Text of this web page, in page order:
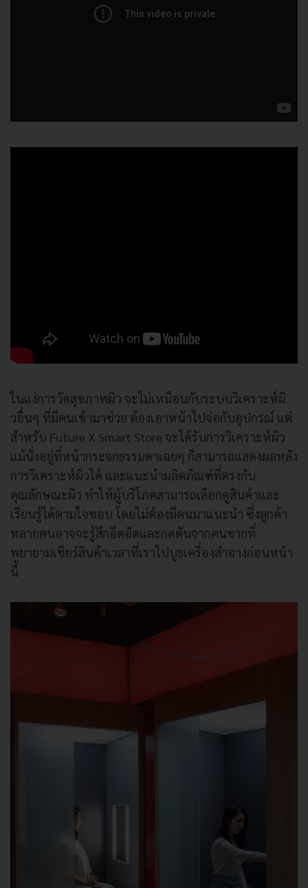
ในแง่การวัดสุขภาพผิว จะไม่เหมือนกับระบบวิเคราะห์ผิ
วอื่นๆ ที่มีคนเข้ามาช่วย ต้องเอาหน้าไปจ่อกับอุปกรณ์ แต่
สำหรับ Future X Smart Store จะได้รับการวิเคราะห์ผิว
แม้นั่งอยู่ที่หน้ากระจกธรรมดาเฉยๆ ก็สามารถแสดงผลหลัง
การวิเคราะห์ผิวได้ และแนะนำผลิตภัณฑ์ที่ตรงกับ
คุณลักษณะผิว ทำให้ผู้บริโภคสามารถเลือกดูสินค้าและ
เรียนรู้ได้ตามใจชอบ โดยไม่ต้องมีคนมาแนะนำ ซึ่งลูกค้า
หลายคนอาจจะรู้สึกอึดอัดและกดดันจากคนขายที่
พยายามเชียร์สินค้าเวลาที่เราไปบูธเครื่องสำอางก่อนหน้า
นี้